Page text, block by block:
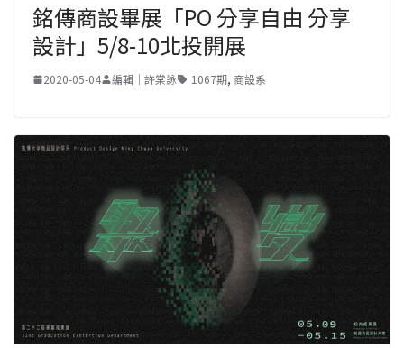
銘傳商設畢展「PO 分享自由 分享
設計」5/8-10北投開展
2020-05-04 編輯｜許棠詠 1067期, 商設系